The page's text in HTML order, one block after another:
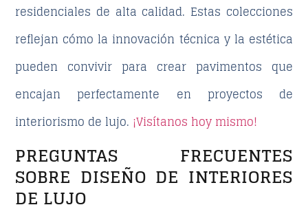
residenciales de alta calidad. Estas colecciones
reflejan cómo la innovación técnica y la estética
pueden convivir para crear pavimentos que
encajan perfectamente en proyectos de
interiorismo de lujo. ¡Visítanos hoy mismo!
PREGUNTAS FRECUENTES
SOBRE DISEÑO DE INTERIORES
DE LUJO